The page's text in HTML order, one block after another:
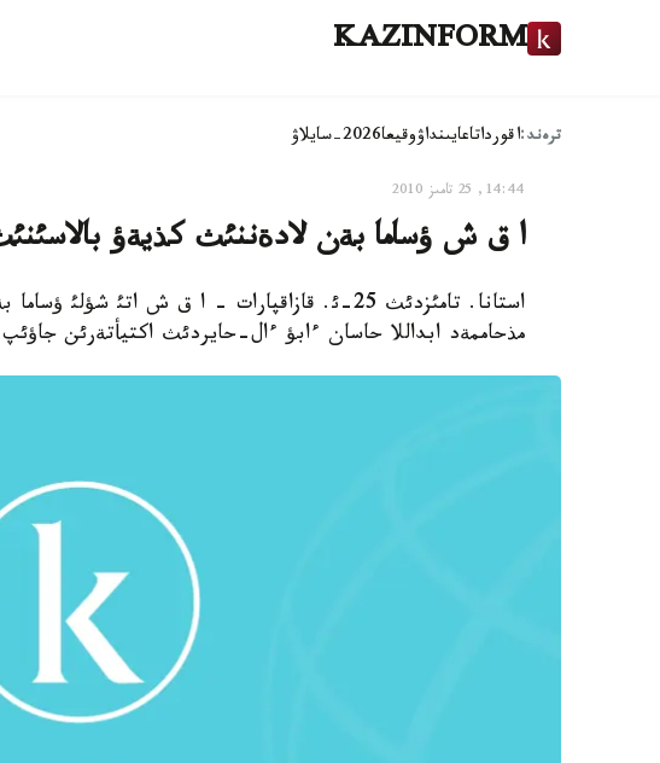
KAZINFORM
ترەند:اقورداتاعايىنداۋوقيعا2026-سايلاۋ
14:44, 25 تامىز 2010
ا ق ش ؤساما بةن لادةننئث كذيةؤ
استانا. تامئزدئث 25-ئ. قازاقپارات - ا ق ش اتئ
مذحاممةد ابداللا حاسان ءابؤ ءال-حايردئث اكتيأتةرئن جاؤئپ